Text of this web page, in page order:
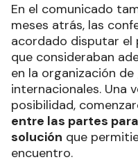
En el comunicado
meses atrás, las
acordado disputar el
que consideraban
en la organización
internacionales. Una
posibilidad,
entre las partes
solución que
encuentro.